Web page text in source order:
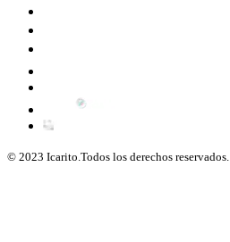
© 2023 Icarito.Todos los derechos reservados.